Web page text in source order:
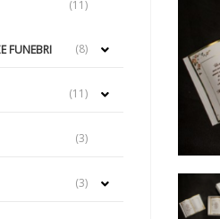
(11)
FUNEBRI (8)
(11)
(3)
(3)